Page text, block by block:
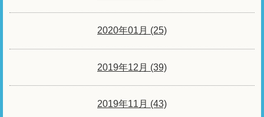
2020年01月 (25)
2019年12月 (39)
2019年11月 (43)